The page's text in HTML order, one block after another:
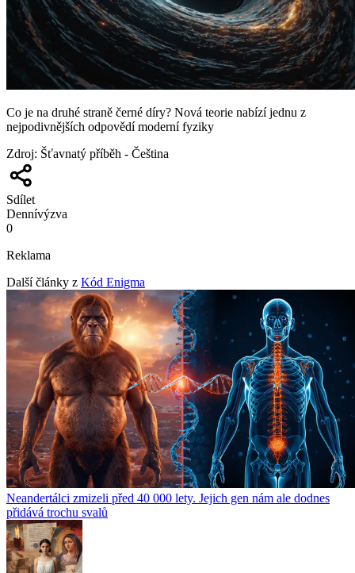
Co je na druhé straně černé díry? Nová teorie nabízí jednu z
nejpodivnějších odpovědí moderní fyziky
Zdroj: Šťavnatý příběh - Čeština
Sdílet
Dennívýzva
0
Reklama
Další články z Kód Enigma
Neandertálci zmizeli před 40 000 lety. Jejich gen nám ale dodnes
přidává trochu svalů